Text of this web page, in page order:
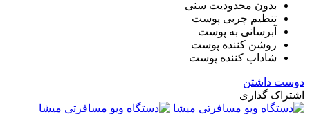
بدون محدودیت سنی
تنظیم چربی پوست
آبرسانی به پوست
روشن کننده پوست
شاداب کننده پوست
دوست داشتن
اشتراک گذاری